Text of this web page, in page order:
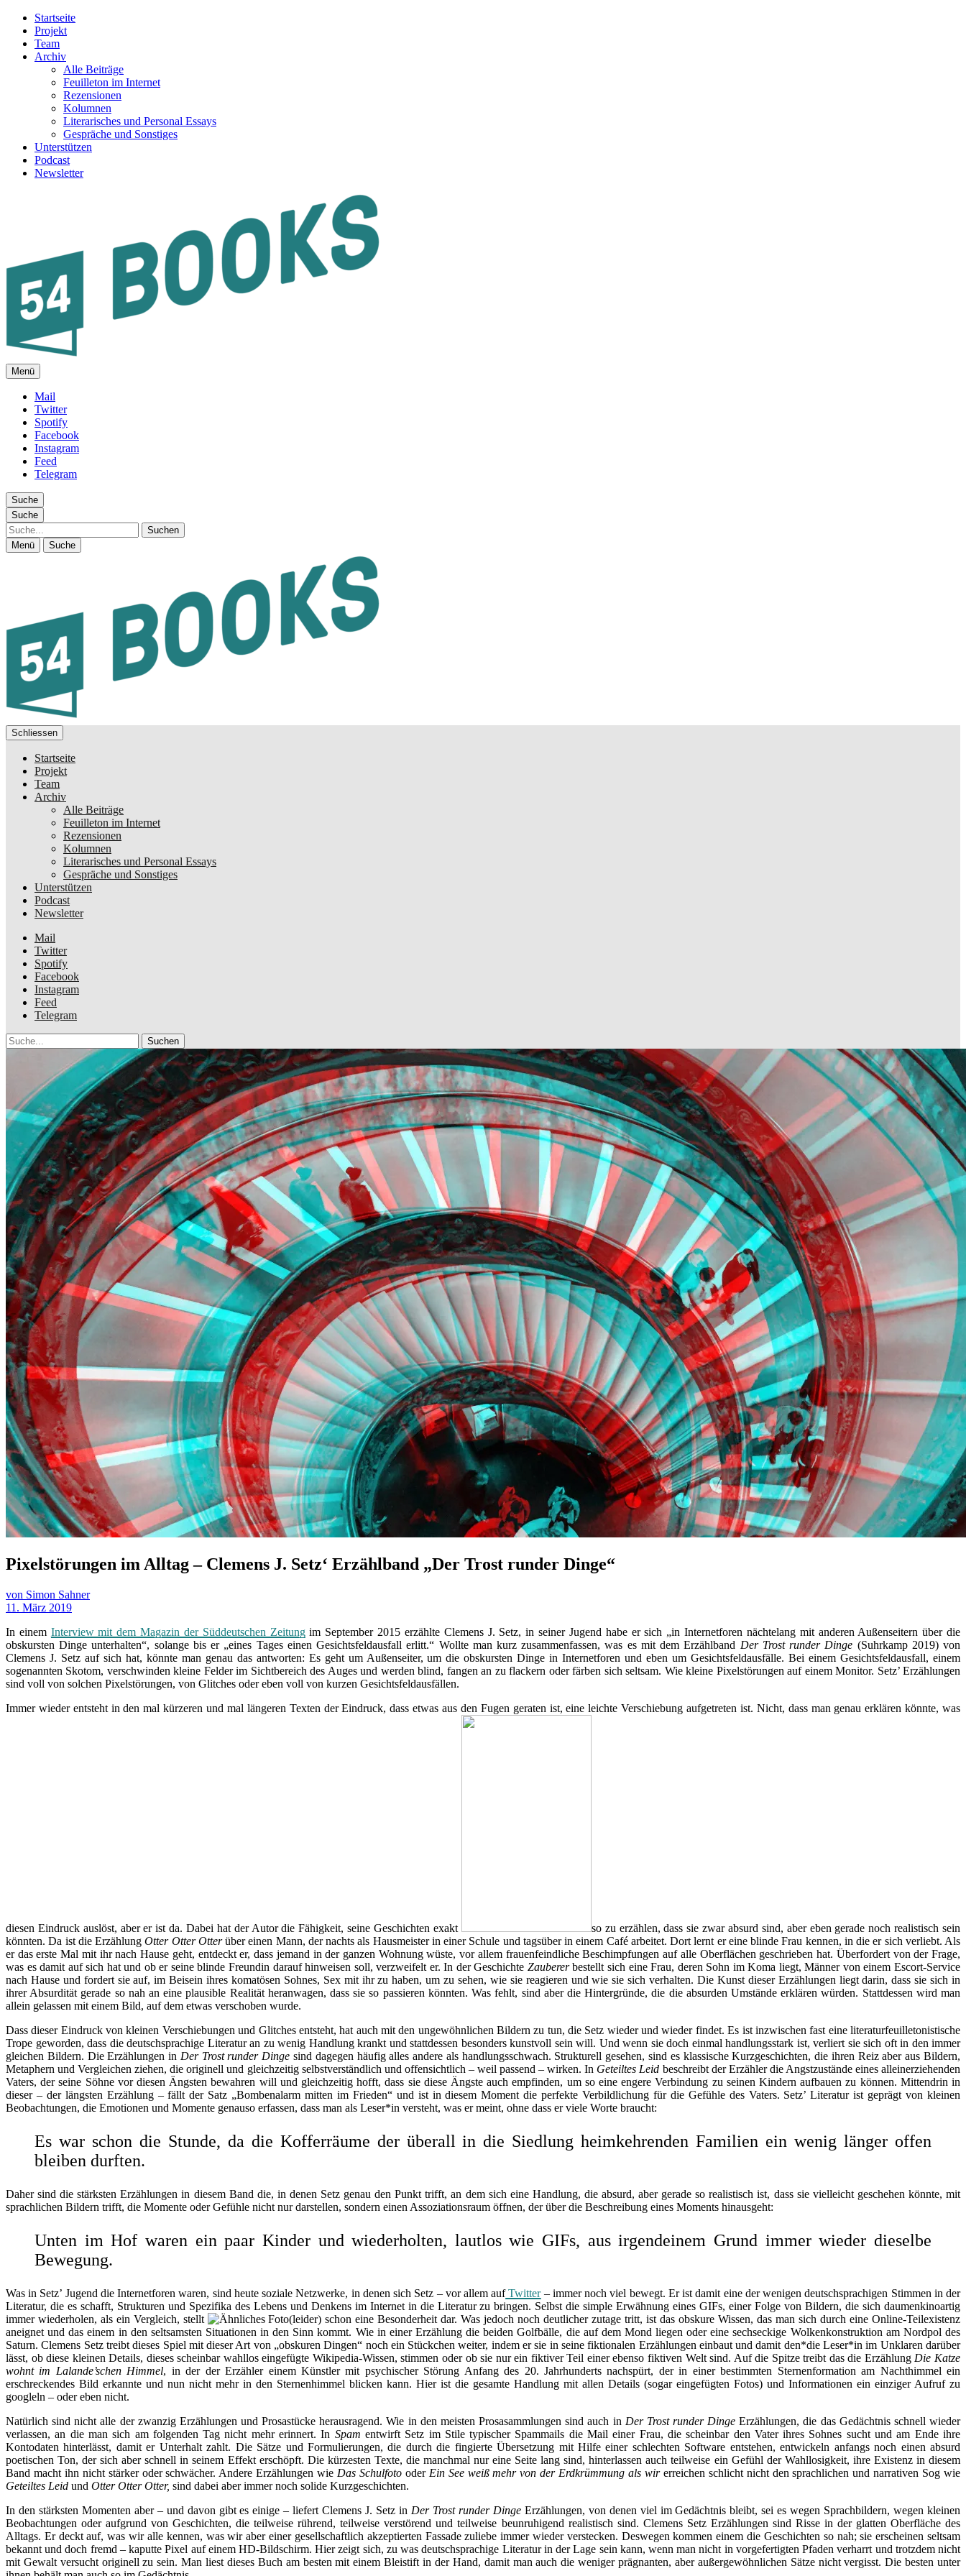
Startseite
Projekt
Team
Archiv
Alle Beiträge
Feuilleton im Internet
Rezensionen
Kolumnen
Literarisches und Personal Essays
Gespräche und Sonstiges
Unterstützen
Podcast
Newsletter
FEUILLETON IM INTERNET
Menü
Mail
Twitter
Spotify
Facebook
Instagram
Feed
Telegram
Suche
Suche
Suche
Menü Suche
Schliessen
Startseite
Projekt
Team
Archiv
Alle Beiträge
Feuilleton im Internet
Rezensionen
Kolumnen
Literarisches und Personal Essays
Gespräche und Sonstiges
Unterstützen
Podcast
Newsletter
Mail
Twitter
Spotify
Facebook
Instagram
Feed
Telegram
Suche
Pixelstörungen im Alltag – Clemens J. Setz‘ Erzählband „Der Trost runder Dinge“
von Simon Sahner
11. März 2019
In einem Interview mit dem Magazin der Süddeutschen Zeitungim September 2015 erzählte Clemens J. Setz, in seiner Jugend habe er sich „in Internetforen nächtelang mit anderen Außenseitern über die
obskursten Dinge unterhalten“, solange bis er „eines Tages einen Gesichtsfeldausfall erlitt.“ Wollte man kurz zusammenfassen, was es mit dem Erzählband Der Trost runder Dinge (Suhrkamp 2019) von
Clemens J. Setz auf sich hat, könnte man genau das antworten: Es geht um Außenseiter, um die obskursten Dinge in Internetforen und eben um Gesichtsfeldausfälle. Bei einem Gesichtsfeldausfall, einem
sogenannten Skotom, verschwinden kleine Felder im Sichtbereich des Auges und werden blind, fangen an zu flackern oder färben sich seltsam. Wie kleine Pixelstörungen auf einem Monitor. Setz’ Erzählungen
sind voll von solchen Pixelstörungen, von Glitches oder eben voll von kurzen Gesichtsfeldausfällen.
Immer wieder entsteht in den mal kürzeren und mal längeren Texten der Eindruck, dass etwas aus den Fugen geraten ist, eine leichte Verschiebung aufgetreten ist. Nicht, dass man genauerklärenkönnte, was
diesen Eindruck auslöst, aber er ist da. Dabei hat der Autor die Fähigkeit, seine Geschichten exakt so zu erzählen, dass sie zwar absurd sind, aber eben gerade noch realistisch sein
könnten. Da ist die ErzählungOtter Otter Otterüber einen Mann, der nachts als Hausmeister in einer Schule und tagsüber in einem Café arbeitet. Dort lernt er eine blinde Frau kennen, in die er sich verliebt. Als
er das erste Mal mit ihr nach Hause geht, entdeckt er, dass jemand in der ganzen Wohnung wüste, vor allem frauenfeindliche Beschimpfungen auf alle Oberflächen geschrieben hat. Überfordert von der Frage,
was es damit auf sich hat und ob er seine blinde Freundin darauf hinweisen soll, verzweifelt er. In der Geschichte Zaubererbestellt sich eine Frau, deren Sohn im Koma liegt, Männer von einem Escort-Service
nach Hause und fordert sie auf, im Beisein ihres komatösen Sohnes, Sex mit ihr zu haben, um zu sehen, wie sie reagieren und wie sie sich verhalten. Die Kunst dieser Erzählungen liegt darin, dass sie sich in
ihrer Absurdität gerade so nah an eine plausible Realität heranwagen, dass sie so passieren könnten. Was fehlt, sind aber die Hintergründe, die die absurden Umstände erklären würden. Stattdessen wird man
allein gelassen mit einem Bild, auf dem etwas verschoben wurde.
Dass dieser Eindruck von kleinen Verschiebungen und Glitches entsteht, hat auch mit den ungewöhnlichen Bildern zu tun, die Setz wieder und wieder findet. Es ist inzwischen fast eine literaturfeuilletonistische
Trope geworden, dass die deutschsprachige Literatur an zu wenig Handlung krankt und stattdessen besonders kunstvoll sein will. Und wenn sie doch einmal handlungsstark ist, verliert sie sich oft in den immer
gleichen Bildern. Die Erzählungen in Der Trost runder Dingesind dagegen häufig alles andere als handlungsschwach. Strukturell gesehen, sind es klassische Kurzgeschichten, die ihren Reiz aber aus Bildern,
Metaphern und Vergleichen ziehen, die originell und gleichzeitig selbstverständlich und offensichtlich – weil passend – wirken. In Geteiltes Leid beschreibt der Erzähler die Angstzustände eines alleinerziehenden
Vaters, der seine Söhne vor diesen Ängsten bewahren will und gleichzeitig hofft, dass sie diese Ängste auch empfinden, um so eine engere Verbindung zu seinen Kindern aufbauen zu können. Mittendrin in
dieser – der längsten Erzählung – fällt der Satz „Bombenalarm mitten im Frieden“ und ist in diesem Moment die perfekte Verbildlichung für die Gefühle des Vaters. Setz’ Literatur ist geprägt von kleinen
Beobachtungen, die Emotionen und Momente genauso erfassen, dass man als Leser*in versteht, was er meint, ohne dass er viele Worte braucht:
Es war schon die Stunde, da die Kofferräume der überall in die Siedlung heimkehrenden Familien ein wenig länger offen
bleiben durften.
Daher sind die stärksten Erzählungen in diesem Band die, in denen Setz genau den Punkt trifft, an dem sich eine Handlung, die absurd, aber gerade so realistisch ist, dass sie vielleicht geschehen könnte, mit
sprachlichen Bildern trifft, die Momente oder Gefühle nicht nur darstellen, sondern einen Assoziationsraum öffnen, der über die Beschreibung eines Moments hinausgeht:
Unten im Hof waren ein paar Kinder und wiederholten, lautlos wie GIFs, aus irgendeinem Grund immer wieder dieselbe
Bewegung.
Was in Setz’ Jugend die Internetforen waren, sind heute soziale Netzwerke, in denen sich Setz – vor allem aufTwitter– immer noch viel bewegt. Er ist damit eine der wenigen deutschsprachigen Stimmen in der
Literatur, die es schafft, Strukturen und Spezifika des Lebens und Denkens im Internet in die Literatur zu bringen. Selbst die simple Erwähnung eines GIFs, einer Folge von Bildern, die sich daumenkinoartig
immer wiederholen, als ein Vergleich, stellt
(leider) schon eine Besonderheit dar. Was jedoch noch deutlicher zutage tritt, ist das obskure Wissen, das man sich durch eine Online-Teilexistenz
aneignet und das einem in den seltsamsten Situationen in den Sinn kommt. Wie in einer Erzählung die beiden Golfbälle, die auf dem Mond liegen oder eine sechseckige Wolkenkonstruktion am Nordpol des
Saturn. Clemens Setz treibt dieses Spiel mit dieser Art von „obskuren Dingen“ noch ein Stückchen weiter, indem er sie in seine fiktionalen Erzählungen einbaut und damit den*die Leser*in im Unklaren darüber
lässt, ob diese kleinen Details, dieses scheinbar wahllos eingefügte Wikipedia-Wissen, stimmen oder ob sie nur ein fiktiver Teil einer ebenso fiktiven Welt sind. Auf die Spitze treibt das die Erzählung Die Katze
wohnt im Lalande’schen Himmel, in der der Erzähler einem Künstler mit psychischer Störung Anfang des 20. Jahrhunderts nachspürt, der in einer bestimmten Sternenformation am Nachthimmel ein
erschreckendes Bild erkannte und nun nicht mehr in den Sternenhimmel blicken kann. Hier ist die gesamte Handlung mit allen Details (sogar eingefügten Fotos) und Informationen ein einziger Aufruf zu
googleln – oder eben nicht.
Natürlich sind nicht alle der zwanzig Erzählungen und Prosastücke herausragend. Wie in den meisten Prosasammlungen sind auch in Der Trost runder DingeErzählungen, die das Gedächtnis schnell wieder
verlassen, an die man sich am folgenden Tag nicht mehr erinnert. In Spam entwirft Setz im Stile typischer Spammails die Mail einer Frau, die scheinbar den Vater ihres Sohnes sucht und am Ende ihre
Kontodaten hinterlässt, damit er Unterhalt zahlt. Die Sätze und Formulierungen, die durch die fingierte Übersetzung mit Hilfe einer schlechten Software entstehen, entwickeln anfangs noch einen absurd
poetischen Ton, der sich aber schnell in seinem Effekt erschöpft. Die kürzesten Texte, die manchmal nur eine Seite lang sind, hinterlassen auch teilweise ein Gefühl der Wahllosigkeit, ihre Existenz in diesem
Band macht ihn nicht stärker oder schwächer. Andere Erzählungen wie Das Schulfoto oder Ein See weiß mehr von der Erdkrümmung als wirerreichen schlicht nicht den sprachlichen und narrativen Sog wie
Geteiltes Leid und Otter Otter Otter, sind dabei aber immer noch solide Kurzgeschichten.
In den stärksten Momenten aber – und davon gibt es einige – liefert Clemens J. Setz in Der Trost runder Dinge Erzählungen, von denen viel im Gedächtnis bleibt, sei es wegen Sprachbildern, wegen kleinen
Beobachtungen oder aufgrund von Geschichten, die teilweise rührend, teilweise verstörend und teilweise beunruhigend realistisch sind. Clemens Setz Erzählungen sind Risse in der glatten Oberfläche des
Alltags. Er deckt auf, was wir alle kennen, was wir aber einer gesellschaftlich akzeptierten Fassade zuliebe immer wieder verstecken. Deswegen kommen einem die Geschichten so nah; sie erscheinen seltsam
bekannt und doch fremd – kaputte Pixel auf einem HD-Bildschirm.Hier zeigt sich, zu was deutschsprachige Literatur in der Lage sein kann, wenn man nicht in vorgefertigten Pfaden verharrt und trotzdem nicht
mit Gewalt versucht originell zu sein. Man liest dieses Buch am besten mit einem Bleistift in der Hand, damit man auch die weniger prägnanten, aber außergewöhnlichen Sätze nicht vergisst. Die besten unter